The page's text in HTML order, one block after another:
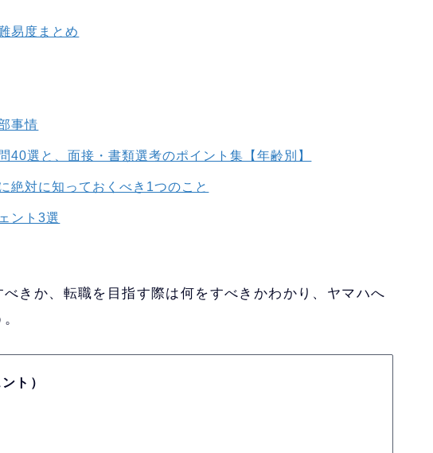
易度まとめ
事情
40選と、面接・書類選考のポイント集【年齢別】
絶対に知っておくべき1つのこと
ント3選
きか、転職を目指す際は何をすべきかわかり、ヤマハへ
ト）